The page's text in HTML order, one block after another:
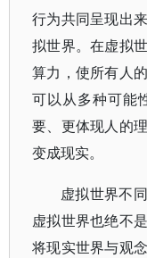
行为共同呈现出
拟世界。在虚拟
算力，使所有人
可以从多种可能
要、更体现人的
变成现实。
虚拟世界不
虚拟世界也绝不
将现实世界与观